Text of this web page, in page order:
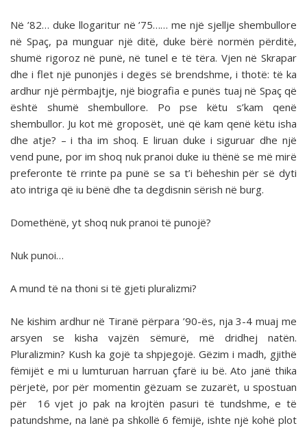
Në ’82… duke llogaritur në ’75…… me një sjellje shembullore
në Spaç, pa munguar një ditë, duke bërë normën përditë,
shumë rigoroz në punë, në tunel e të tëra. Vjen në Skrapar
dhe i flet një punonjës i degës së brendshme, i thotë: të ka
ardhur një përmbajtje, një biografia e punës tuaj në Spaç që
është shumë shembullore. Po pse këtu s’kam qenë
shembullor. Ju kot më groposët, unë që kam qenë këtu isha
dhe atje? – i tha im shoq. E liruan duke i siguruar dhe një
vend pune, por im shoq nuk pranoi duke iu thënë se më mirë
preferonte të rrinte pa punë se sa t’i bëheshin për së dyti
ato intriga që iu bënë dhe ta degdisnin sërish në burg.
Domethënë, yt shoq nuk pranoi të punojë?
Nuk punoi…
A mund të na thoni si të gjeti pluralizmi?
Ne kishim ardhur në Tiranë përpara ’90-ës, nja 3-4 muaj me
arsyen se kisha vajzën sëmurë, më dridhej natën.
Pluralizmin? Kush ka gojë ta shpjegojë. Gëzim i madh, gjithë
fëmijët e mi u lumturuan harruan çfarë iu bë. Ato janë thika
përjetë, por për momentin gëzuam se zuzarët, u spostuan
për 16 vjet jo pak na krojtën pasuri të tundshme, e të
patundshme, na lanë pa shkollë 6 fëmijë, ishte një kohë plot